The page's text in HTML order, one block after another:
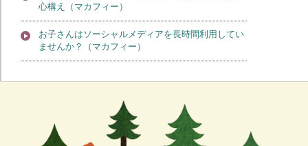
心構え（マカフィー）
お子さんはソーシャルメディアを長時間利用してい
ませんか？（マカフィー）